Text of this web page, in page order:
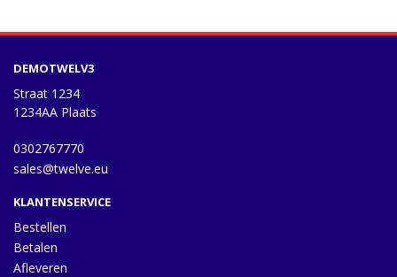
DEMOTWELV3
Straat 1234
1234AA Plaats
0302767770
sales@twelve.eu
KLANTENSERVICE
Bestellen
Betalen
Afleveren